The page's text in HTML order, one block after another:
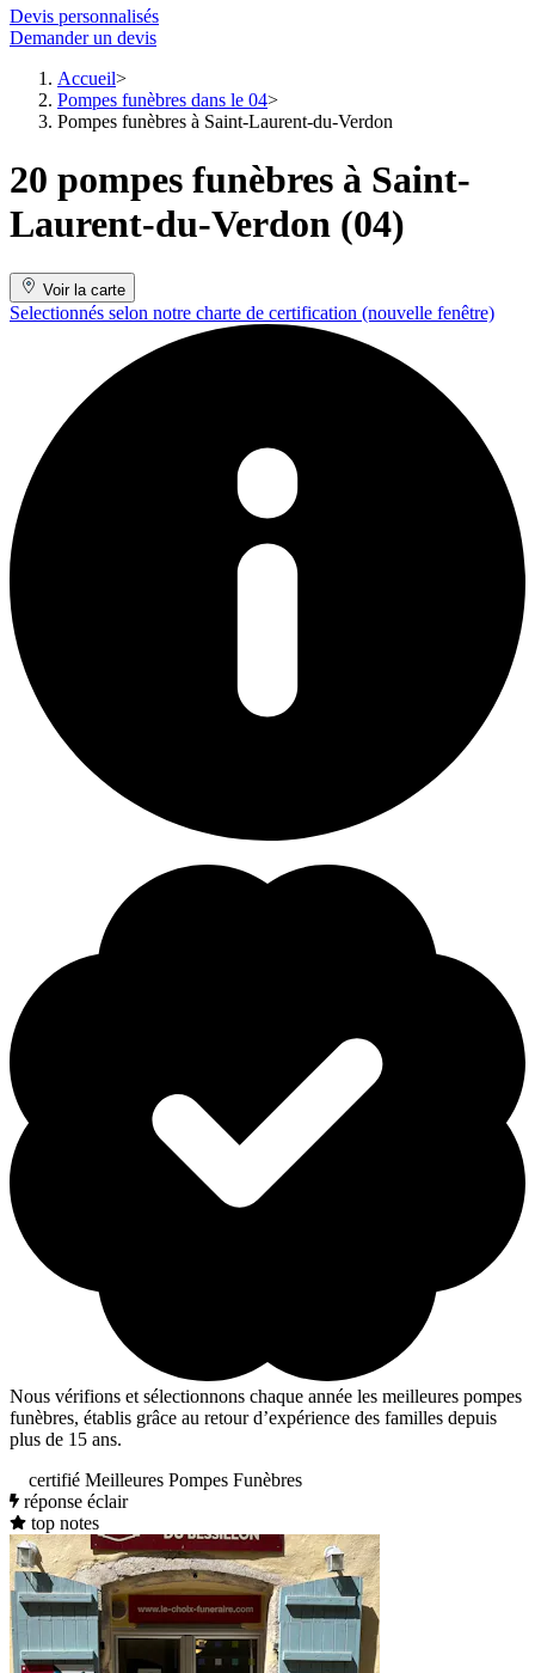
Devis personnalisés
Demander un devis
Accueil
Pompes funèbres dans le 04
Pompes funèbres à Saint-Laurent-du-Verdon
20 pompes funèbres à Saint-
Laurent-du-Verdon (04)
Voir la carte
Selectionnés selon notre charte de certification (nouvelle fenêtre)
Nous vérifions et sélectionnons chaque année les meilleures pompes
funèbres, établis grâce au retour d’expérience des familles depuis
plus de 15 ans.
certifié Meilleures Pompes Funèbres
réponse éclair
top notes